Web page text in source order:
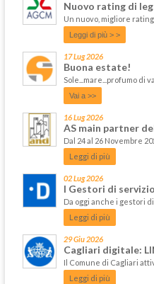
Nuovo rating di
Un nuovo, migliore
Leggi di più > >
17 Lug 2026
Buona estate!
Sole...mare...profumo di
Vai a >>
16 Lug 2026
AS main partner
Dal 24 al 26 Novembre
Leggi di più
02 Lug 2026
I Gestori di
Da oggi anche i gestori
Leggi di più
29 Giu 2026
Cagliari digitale:
Il Comune di Cagliari
Leggi di più